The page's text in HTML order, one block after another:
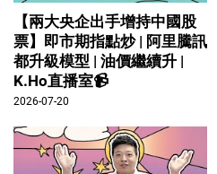
【兩大央企出手增持中國股
票】即市期指點炒 | 阿里騰訊
都升級模型 | 油價繼續升 |
K.Ho直播室📹
2026-07-20